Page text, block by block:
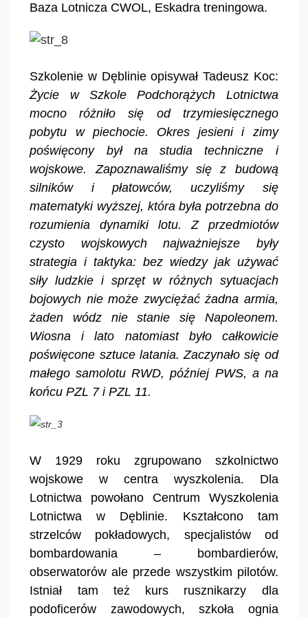
Baza Lotnicza CWOL, Eskadra treningowa.
Szkolenie w Dęblinie opisywał Tadeusz Koc:
Życie w Szkole Podchorążych Lotnictwa
mocno różniło się od trzymiesięcznego
pobytu w piechocie. Okres jesieni i zimy
poświęcony był na studia techniczne i
wojskowe. Zapoznawaliśmy się z budową
silników i płatowców, uczyliśmy się
matematyki wyższej, która była potrzebna do
rozumienia dynamiki lotu. Z przedmiotów
czysto wojskowych najważniejsze były
strategia i taktyka: bez wiedzy jak używać
siły ludzkie i sprzęt w różnych sytuacjach
bojowych nie może zwyciężać żadna armia,
żaden wódz nie stanie się Napoleonem.
Wiosna i lato natomiast było całkowicie
poświęcone sztuce latania. Zaczynało się od
małego samolotu RWD, później PWS, a na
końcu PZL 7 i PZL 11.
W 1929 roku zgrupowano szkolnictwo
wojskowe w centra wyszkolenia. Dla
Lotnictwa powołano Centrum Wyszkolenia
Lotnictwa w Dęblinie. Kształcono tam
strzelców pokładowych, specjalistów od
bombardowania – bombardierów,
obserwatorów ale przede wszystkim pilotów.
Istniał tam też kurs rusznikarzy dla
podoficerów zawodowych, szkoła ognia